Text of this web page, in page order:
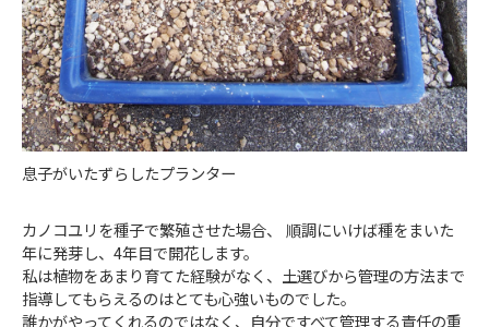
息子がいたずらしたプランター
カノコユリを種子で繁殖させた場合、 順調にいけば種をまいた
年に発芽し、4年目で開花します。
私は植物をあまり育てた経験がなく、土選びから管理の方法まで
指導してもらえるのはとても心強いものでした。
誰かがやってくれるのではなく、自分ですべて管理する責任の重